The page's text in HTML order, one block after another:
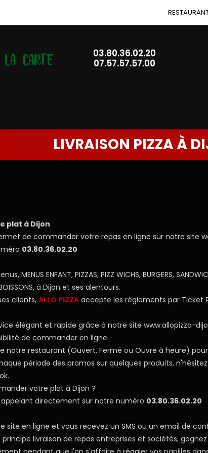
LA CARTE
03.80.36.02.20
07.57.57.57.00
LIVRAISON PIZZA À
plat à Dijon
de commander votre repas en ligne sur notre site
03.80.36.02.20
MENUS ENFANT, PIZZAS, PIZZ WICHS, BURGERS,
BOISSONS, à Dijon et ses alentours.
clients, ALLO PIZZA accepte les règlements par Ticket
élégant et rapide grâce à notre site www.allopizza-
de commander en ligne.
notre restaurant (Ouvert, Fermé ou Ouvre à heure)
période des promos sur quelques produits,
votre plat à Dijon ?
directement sur notre numéro 03.80.36.02.20
site en ligne et vous recevez un SMS ou un email de
principe livraison de repas entreprises et sociétés,